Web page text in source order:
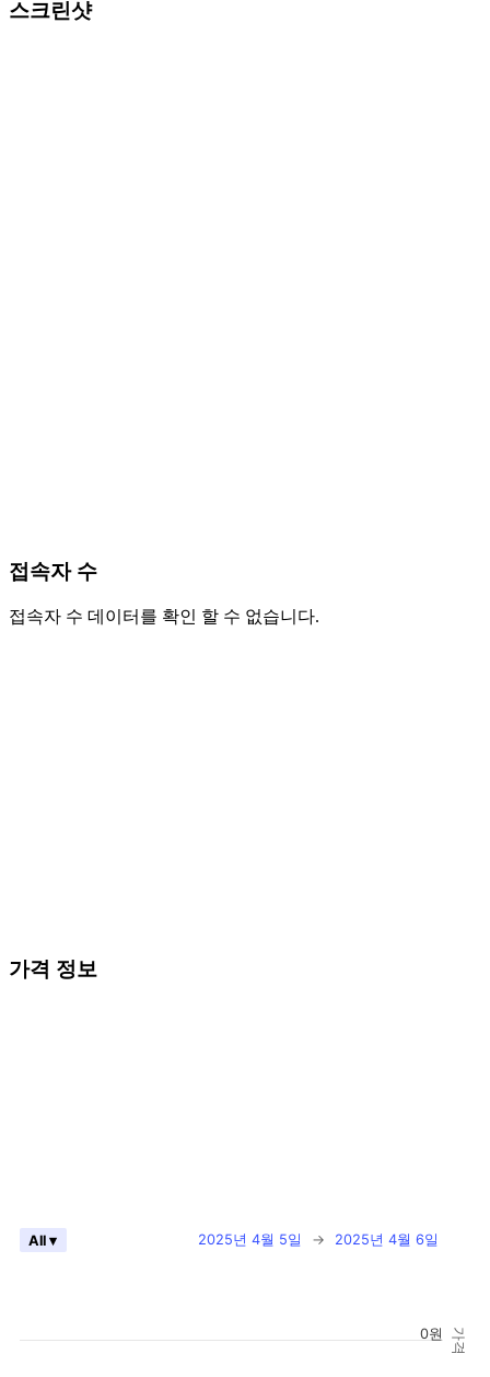
스크린샷
접속자 수
접속자 수 데이터를 확인 할 수 없습니다.
가격 정보
가격
2025년 4월 5일 → 2025년 4월 6일
All ▾
0원